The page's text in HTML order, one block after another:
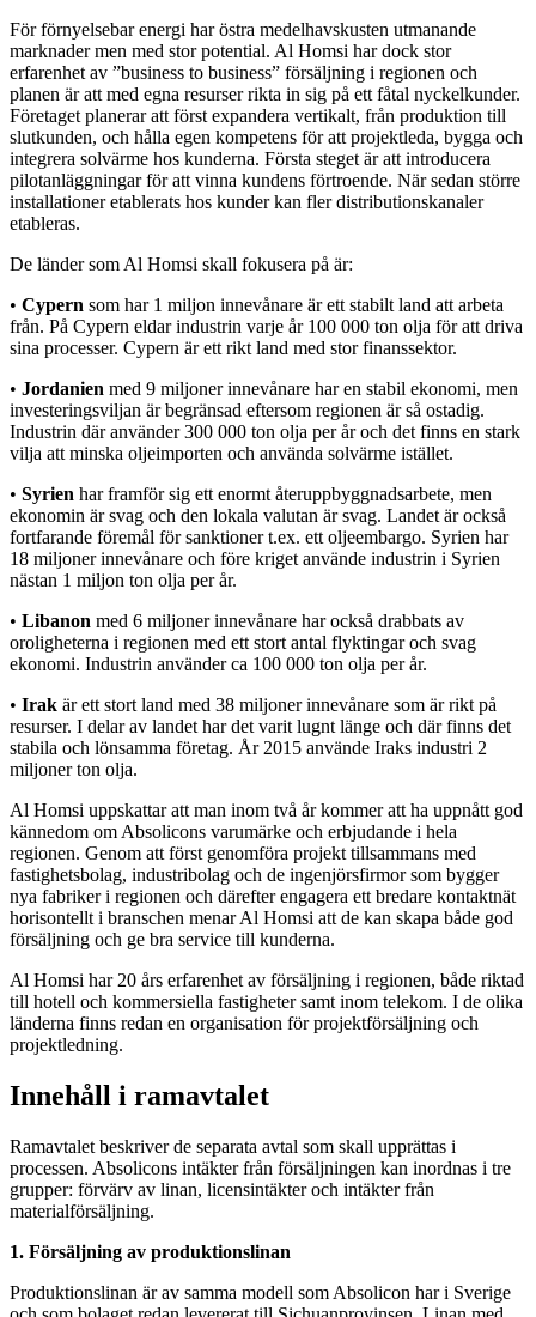
För förnyelsebar energi har östra medelhavskusten utmanande
marknader men med stor potential. Al Homsi har dock stor
erfarenhet av ”business to business” försäljning i regionen och
planen är att med egna resurser rikta in sig på ett fåtal nyckelkunder.
Företaget planerar att först expandera vertikalt, från produktion till
slutkunden, och hålla egen kompetens för att projektleda, bygga och
integrera solvärme hos kunderna. Första steget är att introducera
pilotanläggningar för att vinna kundens förtroende. När sedan större
installationer etablerats hos kunder kan fler distributionskanaler
etableras.
De länder som Al Homsi skall fokusera på är:
• Cypern som har 1 miljon innevånare är ett stabilt land att arbeta
från. På Cypern eldar industrin varje år 100 000 ton olja för att driva
sina processer. Cypern är ett rikt land med stor finanssektor.
• Jordanien med 9 miljoner innevånare har en stabil ekonomi, men
investeringsviljan är begränsad eftersom regionen är så ostadig.
Industrin där använder 300 000 ton olja per år och det finns en stark
vilja att minska oljeimporten och använda solvärme istället.
• Syrien har framför sig ett enormt återuppbyggnadsarbete, men
ekonomin är svag och den lokala valutan är svag. Landet är också
fortfarande föremål för sanktioner t.ex. ett oljeembargo. Syrien har
18 miljoner innevånare och före kriget använde industrin i Syrien
nästan 1 miljon ton olja per år.
• Libanon med 6 miljoner innevånare har också drabbats av
oroligheterna i regionen med ett stort antal flyktingar och svag
ekonomi. Industrin använder ca 100 000 ton olja per år.
• Irak är ett stort land med 38 miljoner innevånare som är rikt på
resurser. I delar av landet har det varit lugnt länge och där finns det
stabila och lönsamma företag. År 2015 använde Iraks industri 2
miljoner ton olja.
Al Homsi uppskattar att man inom två år kommer att ha uppnått god
kännedom om Absolicons varumärke och erbjudande i hela
regionen. Genom att först genomföra projekt tillsammans med
fastighetsbolag, industribolag och de ingenjörsfirmor som bygger
nya fabriker i regionen och därefter engagera ett bredare kontaktnät
horisontellt i branschen menar Al Homsi att de kan skapa både god
försäljning och ge bra service till kunderna.
Al Homsi har 20 års erfarenhet av försäljning i regionen, både riktad
till hotell och kommersiella fastigheter samt inom telekom. I de olika
länderna finns redan en organisation för projektförsäljning och
projektledning.
Innehåll i ramavtalet
Ramavtalet beskriver de separata avtal som skall upprättas i
processen. Absolicons intäkter från försäljningen kan inordnas i tre
grupper: förvärv av linan, licensintäkter och intäkter från
materialförsäljning.
1. Försäljning av produktionslinan
Produktionslinan är av samma modell som Absolicon har i Sverige